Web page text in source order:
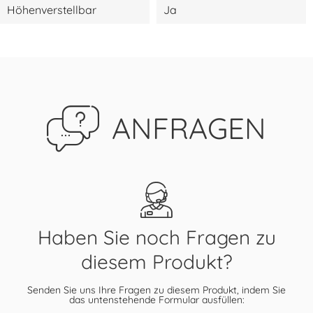
Höhenverstellbar Ja
ANFRAGEN
Haben Sie noch Fragen zu
diesem Produkt?
Senden Sie uns Ihre Fragen zu diesem Produkt, indem Sie
das untenstehende Formular ausfüllen: